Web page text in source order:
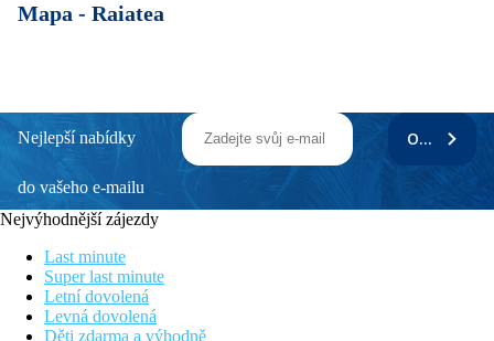
Mapa - Raiatea
Nejlepší nabídky
do vašeho e-mailu
ODEBÍRAT
Nejvýhodnější zájezdy
Last minute
Super last minute
Letní dovolená
Levná dovolená
Děti zdarma a výhodně